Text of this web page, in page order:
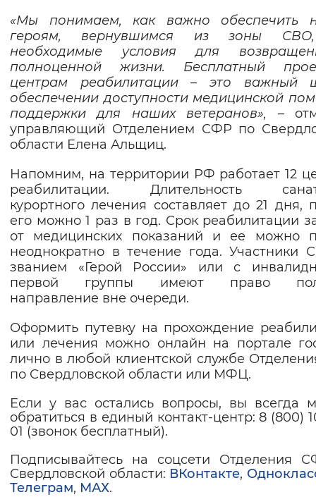
«Мы понимаем, как важно обеспечить
героям, вернувшимся из зоны
необходимые условия для
полноценной жизни. Бесплатный
центрам реабилитации – это важный
обеспечении доступности медицинской
поддержки для наших ветеранов»,
–
управляющий Отделением СФР по
области Елена Альщиц.
Напомним, на территории РФ работает 12
реабилитации. Длительность
курортного лечения составляет до 21 дня,
его можно 1 раз в год. Срок реабилитации
от медицинских показаний и ее можно
неоднократно в течение года. Участники
званием «Герой России» или с
первой группы имеют право
направление вне очереди.
Оформить путевку на прохождение
или лечения можно онлайн на портале
лично в любой клиентской службе
по Свердловской области или МФЦ.
Если у вас остались вопросы, вы всегда
обратиться в единый контакт-центр: 8 (800)
01 (звонок бесплатный).
Подписывайтесь на соцсети Отделения
Свердловской области: ВКонтакте,
Телеграм, МАХ.